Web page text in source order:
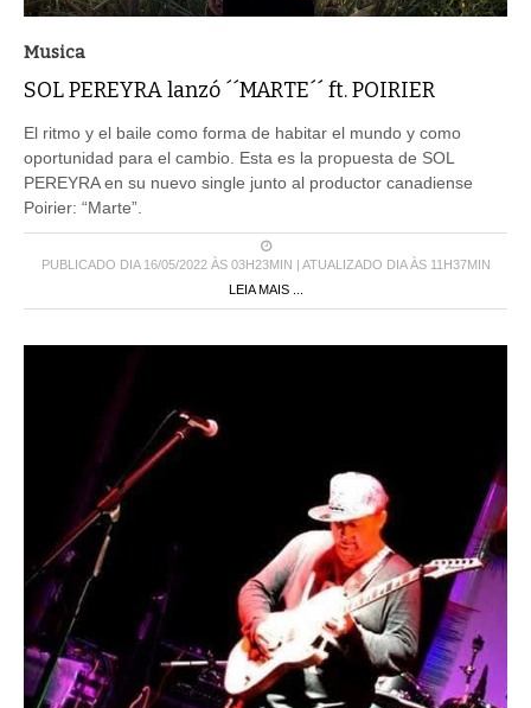
Musica
SOL PEREYRA lanzó ´´MARTE´´ ft. POIRIER
El ritmo y el baile como forma de habitar el mundo y como
oportunidad para el cambio. Esta es la propuesta de SOL
PEREYRA en su nuevo single junto al productor canadiense
Poirier: “Marte”.
PUBLICADO DIA 16/05/2022 ÀS 03H23MIN | ATUALIZADO DIA ÀS 11H37MIN
LEIA MAIS ...